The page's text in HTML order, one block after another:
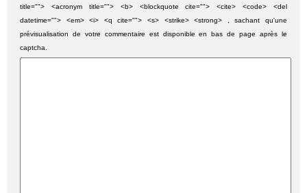
title=""> <acronym title=""> <b> <blockquote cite=""> <cite> <code> <del
datetime=""> <em> <i> <q cite=""> <s> <strike> <strong> , sachant qu'une
prévisualisation de votre commentaire est disponible en bas de page après le
captcha.